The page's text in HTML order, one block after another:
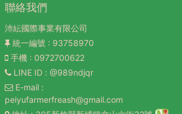
聯絡我們
沛紜國際事業有限公司
統一編號 : 93758970
手機 : 0972700622
LINE ID: @989ndjqr
E-mail:
peiyufarmerfreash@gmail.com